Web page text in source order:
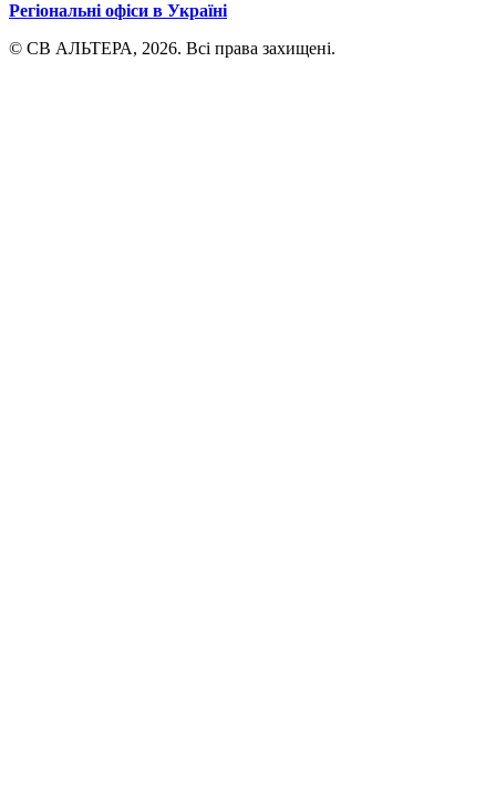
Регіональні офіси в Україні
© СВ АЛЬТЕРА, 2026. Всі права захищені.